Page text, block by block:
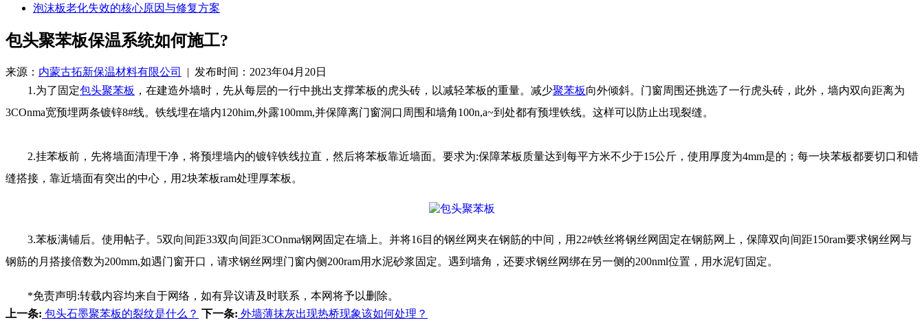
泡沫板老化失效的核心原因与修复方案
包头聚苯板保温系统如何施工?
来源： 内蒙古拓新保温材料有限公司
| 发布时间：2023年04月20日
1.为了固定包头聚苯板 ，在建造外墙时，先从每层的一行中挑出支撑苯板的虎头砖，以减轻苯板的重量。减少聚苯板向外倾斜。门窗周围还挑选了一行虎头砖，此外，墙内双向距离为
3COnma宽预埋两条镀锌8#线。铁线埋在墙内120him,外露100mm,并保障离门窗洞口周围和墙角100n,a~到处都有预埋铁线。这样可以防止出现裂缝。
2.挂苯板前，先将墙面清理干净，将预埋墙内的镀锌铁线拉直，然后将苯板靠近墙面。要求为:保障苯板质量达到每平方米不少于15公斤，使用厚度为4mm是的；每一块苯板都要切口和错
缝搭接，靠近墙面有突出的中心，用2块苯板ram处理厚苯板。
3.苯板满铺后。使用帖子。5双向间距33双向间距3COnma钢网固定在墙上。并将16目的钢丝网夹在钢筋的中间，用22#铁丝将钢丝网固定在钢筋网上，保障双向间距150ram要求钢丝网与
钢筋的月搭接倍数为200mm,如遇门窗开口，请求钢丝网埋门窗内侧200ram用水泥砂浆固定。遇到墙角，还要求钢丝网绑在另一侧的200nml位置，用水泥钉固定。
*免责声明:转载内容均来自于网络，如有异议请及时联系，本网将予以删除。
上一条: 包头石墨聚苯板的裂纹是什么？ 下一条: 外墙薄抹灰出现热桥现象该如何处理？